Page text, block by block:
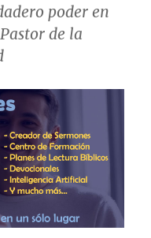
poder en
de la